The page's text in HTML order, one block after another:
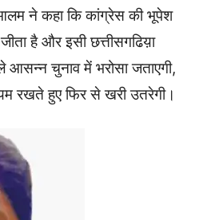
आलम ने कहा कि कांग्रेस की भूपेश
है और इसी छत्तीसगढिय़ा
आसन्न चुनाव में भरोसा जताएगी,
रखते हुए फिर से खरी उतरेगी।